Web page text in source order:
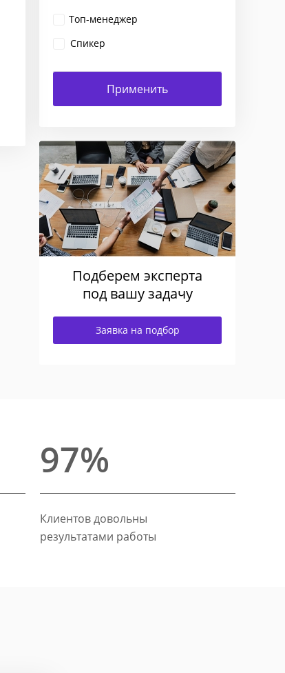
Топ-менеджер
Спикер
Подберем эксперта
под вашу задачу
Заявка на подбор
97%
Клиентов довольны
результатами работы